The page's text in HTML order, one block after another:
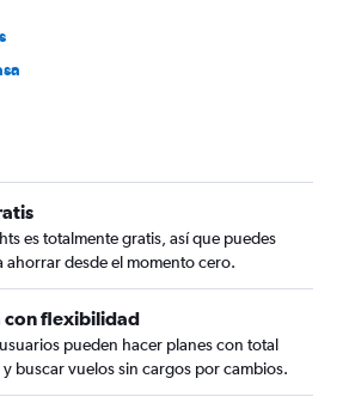
es totalmente gratis, así que puedes
ahorrar desde el momento cero.
con flexibilidad
pueden hacer planes con total
buscar vuelos sin cargos por cambios.